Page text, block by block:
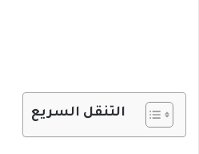
التنقل السريع